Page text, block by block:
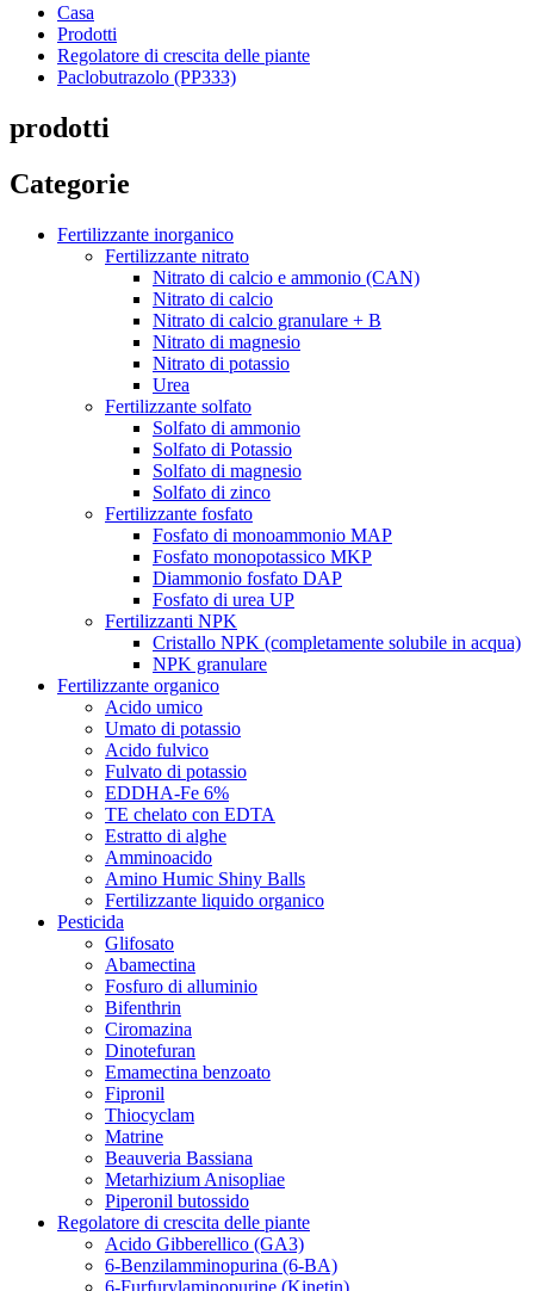
Casa
Prodotti
Regolatore di crescita delle piante
Paclobutrazolo (PP333)
prodotti
Categorie
Fertilizzante inorganico
Fertilizzante nitrato
Nitrato di calcio e ammonio (CAN)
Nitrato di calcio
Nitrato di calcio granulare + B
Nitrato di magnesio
Nitrato di potassio
Urea
Fertilizzante solfato
Solfato di ammonio
Solfato di Potassio
Solfato di magnesio
Solfato di zinco
Fertilizzante fosfato
Fosfato di monoammonio MAP
Fosfato monopotassico MKP
Diammonio fosfato DAP
Fosfato di urea UP
Fertilizzanti NPK
Cristallo NPK (completamente solubile in acqua)
NPK granulare
Fertilizzante organico
Acido umico
Umato di potassio
Acido fulvico
Fulvato di potassio
EDDHA-Fe 6%
TE chelato con EDTA
Estratto di alghe
Amminoacido
Amino Humic Shiny Balls
Fertilizzante liquido organico
Pesticida
Glifosato
Abamectina
Fosfuro di alluminio
Bifenthrin
Ciromazina
Dinotefuran
Emamectina benzoato
Fipronil
Thiocyclam
Matrine
Beauveria Bassiana
Metarhizium Anisopliae
Piperonil butossido
Regolatore di crescita delle piante
Acido Gibberellico (GA3)
6-Benzilamminopurina (6-BA)
6-Furfurylaminopurine (Kinetin)